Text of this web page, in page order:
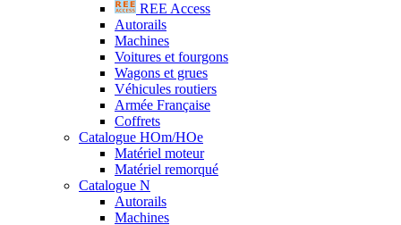
REE Access
Autorails
Machines
Voitures et fourgons
Wagons et grues
Véhicules routiers
Armée Française
Coffrets
Catalogue HOm/HOe
Matériel moteur
Matériel remorqué
Catalogue N
Autorails
Machines